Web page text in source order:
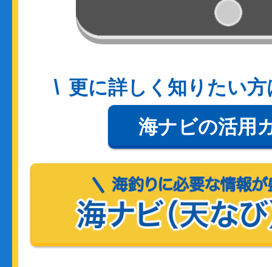
更に詳しく知りたい
海ナビの活用